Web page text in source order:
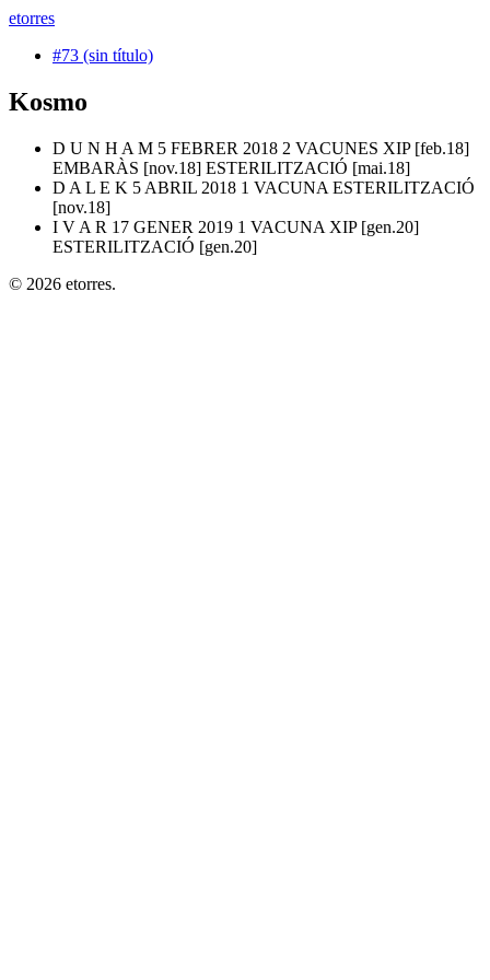
etorres
#73 (sin título)
Kosmo
D U N H A M 5 FEBRER 2018 2 VACUNES XIP [feb.18]
EMBARÀS [nov.18] ESTERILITZACIÓ [mai.18]
D A L E K 5 ABRIL 2018 1 VACUNA ESTERILITZACIÓ
[nov.18]
I V A R 17 GENER 2019 1 VACUNA XIP [gen.20]
ESTERILITZACIÓ [gen.20]
© 2026 etorres.